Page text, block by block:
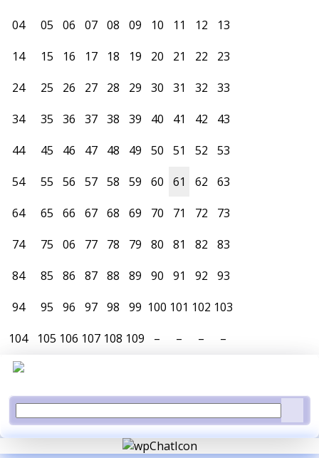
04 05 06 07 08 09 10 11 12
13
14
15 16 17 18 19 20 21 22
23
24
25 26 27 28 29 30 31 32
33
34
35 36 37 38 39 40 41 42
43
44
45 46 47 48 49 50 51 52
53
54
55 56 57 58 59 60 61 62
63
64
65 66 67 68 69 70 71 72
73
74
75 06 77 78 79 80 81 82
83
84
85 86 87 88 89 90 91 92
93
94
95 96 97 98 99 100 101 102 103
104
105 106 107 108 109 – – – –